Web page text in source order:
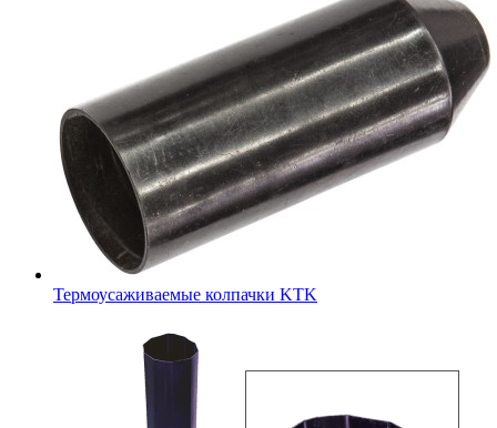
Термоусаживаемые колпачки KTK